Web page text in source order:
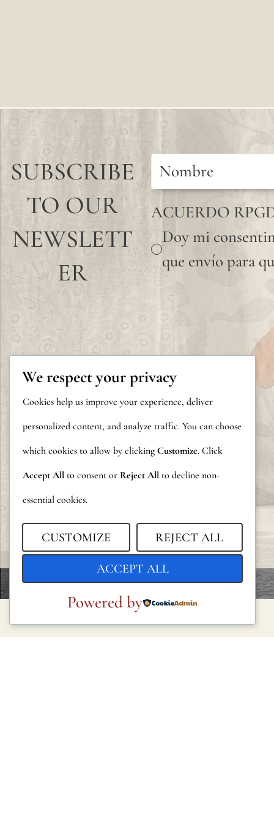
SUBSCRIBE
TO OUR
NEWSLETT
ER
ACUERDO
Doy mi
que envío para
We respect your privacy
Cookies help us improve your experience, deliver
personalized content, and analyze traffic. You can choose
which cookies to allow by clicking Customize. Click
Accept All to consent or Reject All to decline non-
essential cookies.
CUSTOMIZE REJECT ALL
ACCEPT ALL
Powered by